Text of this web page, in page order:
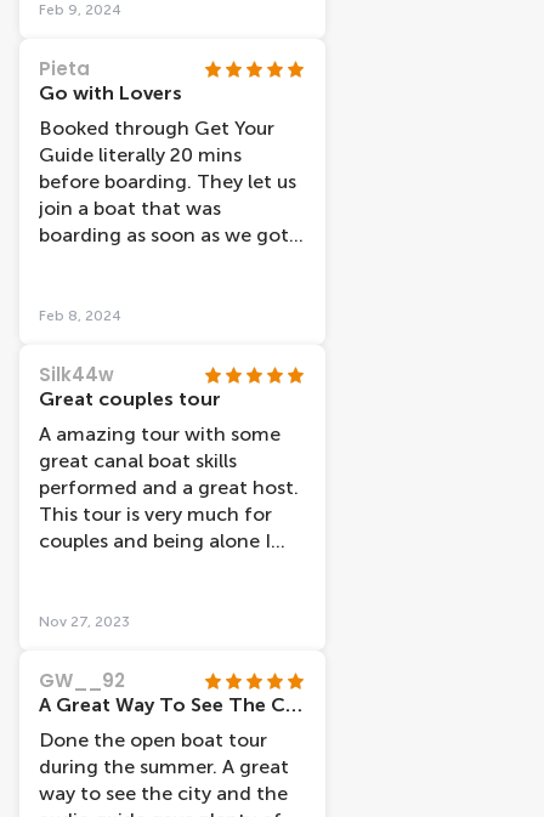
Feb 9, 2024
Pieta
Go with Lovers
Booked through Get Your
Guide literally 20 mins
before boarding. They let us
join a boat that was
boarding as soon as we got
werenâ€™t so busy. We took
did. Maybe evening cruises
would be better in warmer
months with open boats.
The boat was modern, clean
and warm and no
condensation at all during
any part of our cruise. The
headphones were included
also added bits and pieces of
appreciated. It was a great
introduction to the canals of
Amsterdam as we decided to
do this trip literally an hour
after arriving in Amsterdam.
Feb 8, 2024
Silk44w
Great couples tour
A amazing tour with some
great canal boat skills
performed and a great host.
This tour is very much for
couples and being alone I
Nov 27, 2023
GW__92
A Great Way To See The City
Done the open boat tour
during the summer. A great
way to see the city and the